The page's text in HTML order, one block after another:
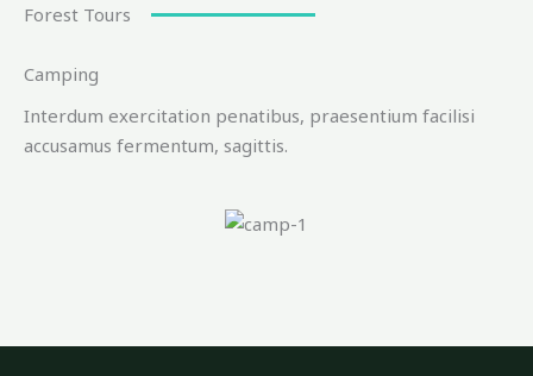
Forest Tours
Camping
Interdum exercitation penatibus, praesentium facilisi
accusamus fermentum, sagittis.